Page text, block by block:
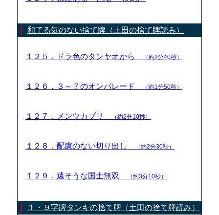
和了る気のない捨て牌（土田の捨て牌読み）
１２５．ドラ色のタンヤオから （約2分40秒）
１２６．３～７のオンパレード （約1分50秒）
１２７．メンツカブリ （約2分10秒）
１２８．配慮のない切り出し （約2分30秒）
１２９．遠そうな国士無双 （約3分10秒）
１・９字牌タンキの捨て牌（土田の捨て牌読み）